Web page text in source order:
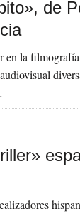
de
en la